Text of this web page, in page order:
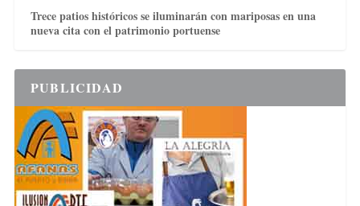
Trece patios históricos se iluminarán con mariposas en una
nueva cita con el patrimonio portuense
PUBLICIDAD